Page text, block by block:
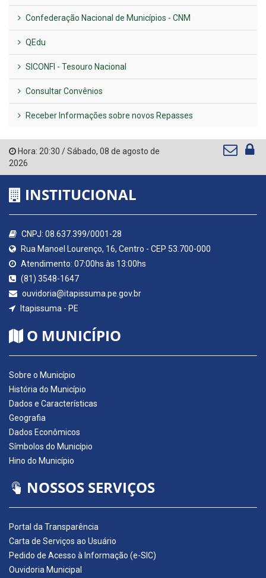
Confederação Nacional de Municípios - CNM
QEdu
SICONFI - Tesouro Nacional
Consultar Convênios
Receber Informações sobre novos Repasses
Hora: 20:30 /Sábado, 08 de agosto de
2026
INSTITUCIONAL
CNPJ: 08.637.399/0001-28
Rua Manoel Lourenço, 16, Centro - CEP 53.700-000
Atendimento: 07:00hs às 13:00hs
(81) 3548-1647
ouvidoria@itapissuma.pe.gov.br
Itapissuma - PE
O MUNICÍPIO
Sobre o Município
História do Município
Dados e Características
Geografia
Dados Econômicos
Símbolos do Município
Hino do Município
NOSSOS SERVIÇOS
Portal da Transparência
Carta de Serviços ao Usuário
Pedido de Acesso à Informação (e-SIC)
Ouvidoria Municipal